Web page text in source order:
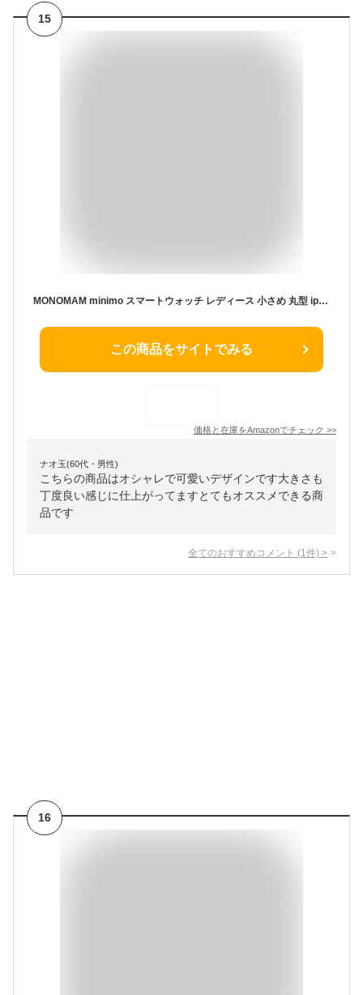
15
MONOMAM minimo スマートウォッチ レディース 小さめ 丸型 iphone対応 アンドロイド対応 ベルト幅14mm AMOLEDディスプレイ 活動量計 通話 Line 着信通知 生活防水 (BEIGE)
この商品をサイトでみる
価格と在庫をAmazonでチェック >>
ナオ玉(60代・男性)
こちらの商品はオシャレで可愛いデザインです大きさも
丁度良い感じに仕上がってますとてもオススメできる商
品です
全てのおすすめコメント (1 件) >
16